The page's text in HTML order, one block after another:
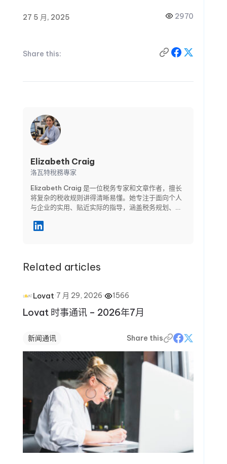
27 5 月, 2025 2970
Share this:
Elizabeth Craig
洛瓦特稅務專家
Elizabeth Craig 是一位税务专家和文章作者，擅长
将复杂的税收规则讲得清晰易懂。她专注于面向个人
与企业的实用、贴近实际的指导，涵盖税务规划、合
题。通过清晰的分步骤文章，Elizabeth 帮助读者避
Related articles
Lovat·7 月 29, 2026· 1566
Lovat 时事通讯 – 2026年7月
新闻通讯 Share this